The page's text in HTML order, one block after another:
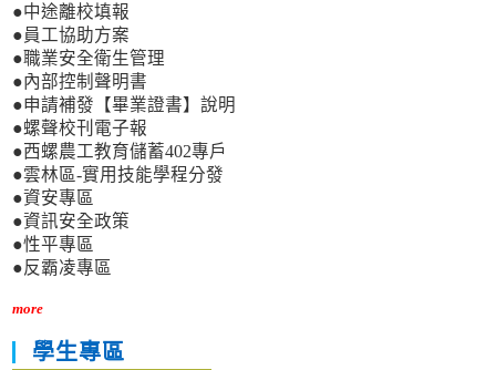
●中途離校填報
●員工協助方案
●職業安全衛生管理
●內部控制聲明書
●申請補發【畢業證書】說明
●螺聲校刊電子報
●西螺農工教育儲蓄402專戶
●雲林區-實用技能學程分發
●資安專區
●資訊安全政策
●性平專區
●反霸凌專區
more
學生專區